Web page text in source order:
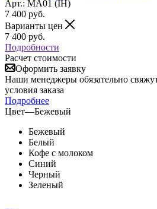
Арт.: MA01 (IH)
7 400 руб.
Варианты цен
7 400 руб.
Подробности
Расчет стоимости
Оформить заявку
Наши менеджеры обязательно
условия заказа
Подробнее
Цвет—Бежевый
Бежевый
Белый
Кофе с молоком
Синий
Черный
Зеленый